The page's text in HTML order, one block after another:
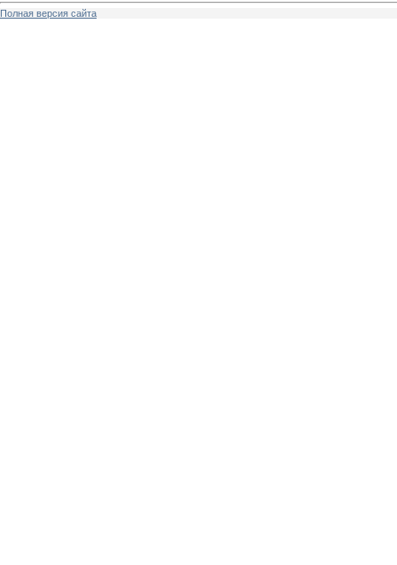
Полная версия сайта